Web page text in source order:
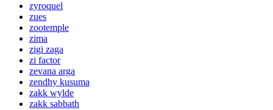
zyroquel
zues
zootemple
zima
zigi zaga
zi factor
zevana arga
zendhy kusuma
zakk wylde
zakk sabbath